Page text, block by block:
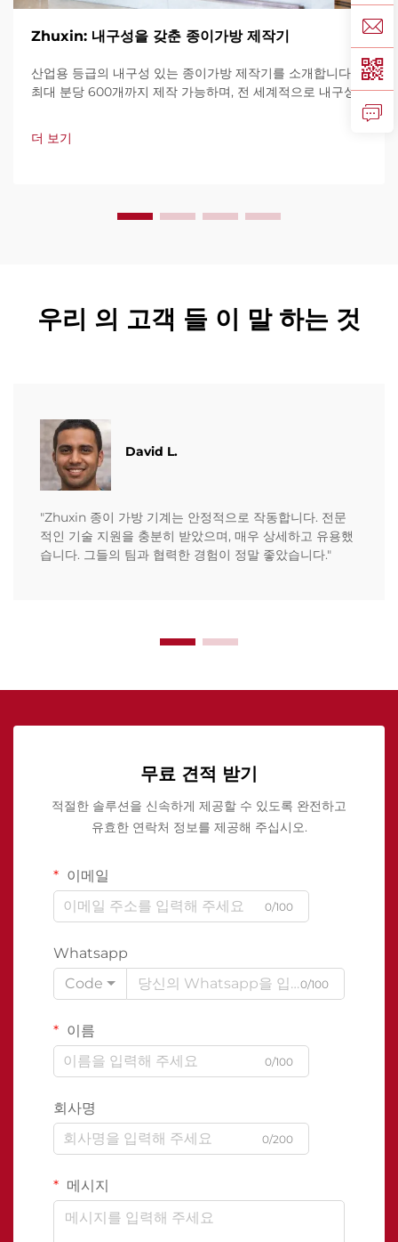
Zhuxin: 내구성을 갖춘 종이가방 제작기
산업용 등급의 내구성 있는 종이가방 제작기를 소개합니다.
최대 분당 600개까지 제작 가능하며, 전 세계적으로 내구성,
사용 편의성, 가동 중단 최소화로 신뢰를 받고 있습니다. 전문
가 지원과 빠른 서비스를 제공합니다. 견적 요청을 지금 해보
세요.
더 보기
우리 의 고객 들 이 말 하는 것
David L.
"Zhuxin 종이 가방 기계는 안정적으로 작동합니다. 전문
적인 기술 지원을 충분히 받았으며, 매우 상세하고 유용했
습니다. 그들의 팀과 협력한 경험이 정말 좋았습니다."
무료 견적 받기
적절한 솔루션을 신속하게 제공할 수 있도록 완전하고
유효한 연락처 정보를 제공해 주십시오.
이메일
0/100
Whatsapp
Code
0/100
이름
0/100
회사명
0/200
메시지